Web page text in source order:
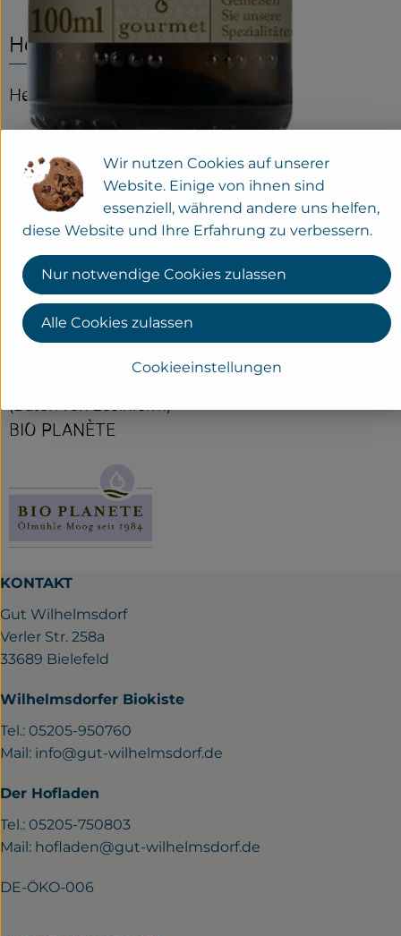
Herkunft
Hersteller: BIO PLANÈTE
Ölmühle Moog GmbH
D 01623 Lommatzsch
Wir sind die erste Bio-Ölmühle Europas. Seit 1984 verarbeiten wir Saaten, Nüsse,
Früchte und Kerne zu hochwertigen Ölen in bester Bio-Qualität.
(Daten von Ecoinform)
BIO PLANÈTE
KONTAKT
Gut Wilhelmsdorf
Verler Str. 258a
33689 Bielefeld
Wilhelmsdorfer Biokiste
Tel.: 05205-950760
Mail: info@gut-wilhelmsdorf.de
Der Hofladen
Tel.: 05205-750803
Mail: hofladen@gut-wilhelmsdorf.de
DE-ÖKO-006
Wir nutzen Cookies auf unserer
Website. Einige von ihnen sind
essenziell, während andere uns helfen,
diese Website und Ihre Erfahrung zu verbessern.
Cookieeinstellungen
Nur notwendige Cookies zulassen
Alle Cookies zulassen